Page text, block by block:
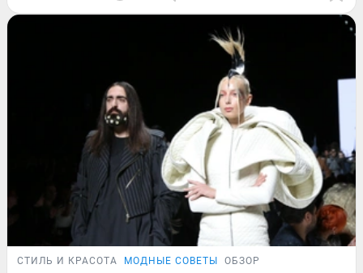
СТИЛЬ И КРАСОТА МОДНЫЕ СОВЕТЫ ОБЗОР